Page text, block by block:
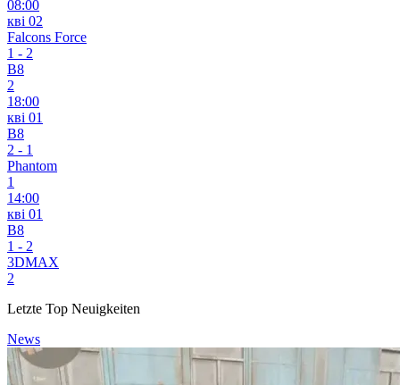
08:00
кві 02
Falcons Force
1 - 2
B8
2
18:00
кві 01
B8
2 - 1
Phantom
1
14:00
кві 01
B8
1 - 2
3DMAX
2
Letzte Top Neuigkeiten
News